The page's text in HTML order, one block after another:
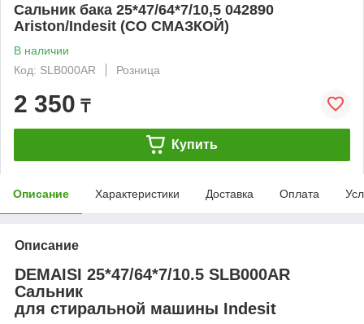
Сальник бака 25*47/64*7/10,5 042890
Ariston/Indesit (СО СМАЗКОЙ)
В наличии
Код: SLB000AR
Розница
2 350 ₸
Купить
Описание Характеристики Доставка Оплата
Описание
DEMAISI 25*47/64*7/10.5 SLB000AR
Сальник
для стиральной машины Indesit